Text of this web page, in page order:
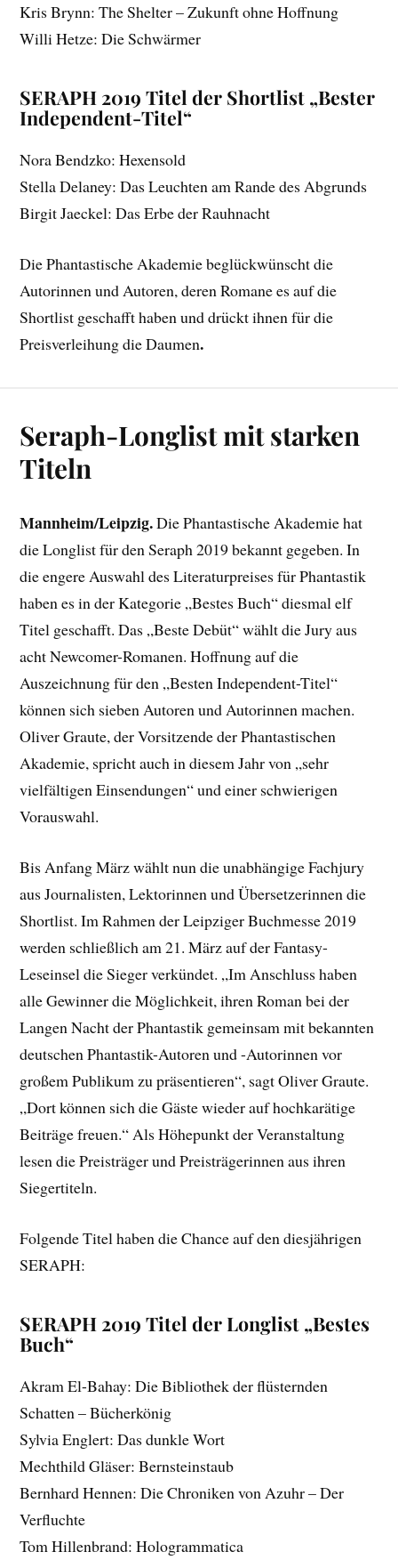
Kris Brynn: The Shelter – Zukunft ohne Hoffnung
Willi Hetze: Die Schwärmer
SERAPH 2019 Titel der Shortlist „Bester
Independent-Titel“
Nora Bendzko: Hexensold
Stella Delaney: Das Leuchten am Rande des Abgrunds
Birgit Jaeckel: Das Erbe der Rauhnacht
Die Phantastische Akademie beglückwünscht die
Autorinnen und Autoren, deren Romane es auf die
Shortlist geschafft haben und drückt ihnen für die
Preisverleihung die Daumen.
Seraph-Longlist mit starken
Titeln
Mannheim/Leipzig.Die Phantastische Akademie hat
die Longlist für den Seraph 2019 bekannt gegeben. In
die engere Auswahl des Literaturpreises für Phantastik
haben es in der Kategorie „Bestes Buch“ diesmal elf
Titel geschafft. Das „Beste Debüt“ wählt die Jury aus
acht Newcomer-Romanen. Hoffnung auf die
Auszeichnung für den „Besten Independent-Titel“
können sich sieben Autoren und Autorinnen machen.
Oliver Graute, der Vorsitzende der Phantastischen
Akademie, spricht auch in diesem Jahr von „sehr
vielfältigen Einsendungen“ und einer schwierigen
Vorauswahl.
Bis Anfang März wählt nun die unabhängige Fachjury
aus Journalisten, Lektorinnen und Übersetzerinnen die
Shortlist. Im Rahmen der Leipziger Buchmesse 2019
werden schließlich am 21. März auf der Fantasy-
Leseinsel die Sieger verkündet. „Im Anschluss haben
alle Gewinner die Möglichkeit, ihren Roman bei der
Langen Nacht der Phantastik gemeinsam mit bekannten
deutschen Phantastik-Autoren und -Autorinnen vor
großem Publikum zu präsentieren“, sagt Oliver Graute.
„Dort können sich die Gäste wieder auf hochkarätige
Beiträge freuen.“ Als Höhepunkt der Veranstaltung
lesen die Preisträger und Preisträgerinnen aus ihren
Siegertiteln.
Folgende Titel haben die Chance auf den diesjährigen
SERAPH:
SERAPH 2019 Titel der Longlist „Bestes
Buch“
Akram El-Bahay: Die Bibliothek der flüsternden
Schatten – Bücherkönig
Sylvia Englert: Das dunkle Wort
Mechthild Gläser: Bernsteinstaub
Bernhard Hennen: Die Chroniken von Azuhr – Der
Verfluchte
Tom Hillenbrand: Hologrammatica